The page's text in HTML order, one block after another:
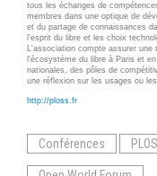
CLOUD
VOTRE CLOUD PRIVÉ
INFOGÉRÉ
L’OFFRE CLOUD
TARIFS
tous les échanges de
membres dans une optique de
et du partage de connaissances
l'esprit du libre et les choix
L'association compte assurer
l'écosystème du libre à Paris et
nationales, des pôles de
une réflexion sur les usages ou
http://ploss.fr
Conférences